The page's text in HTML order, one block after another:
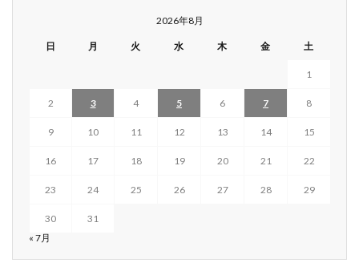
2026年8月
日 月 火 水 木 金 土
1
2 3 4 5 6 7 8
9 10 11 12 13 14 15
16 17 18 19 20 21 22
23 24 25 26 27 28 29
30
31
« 7月